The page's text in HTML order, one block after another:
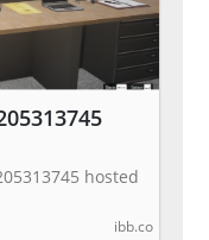
hosted
ibb.co